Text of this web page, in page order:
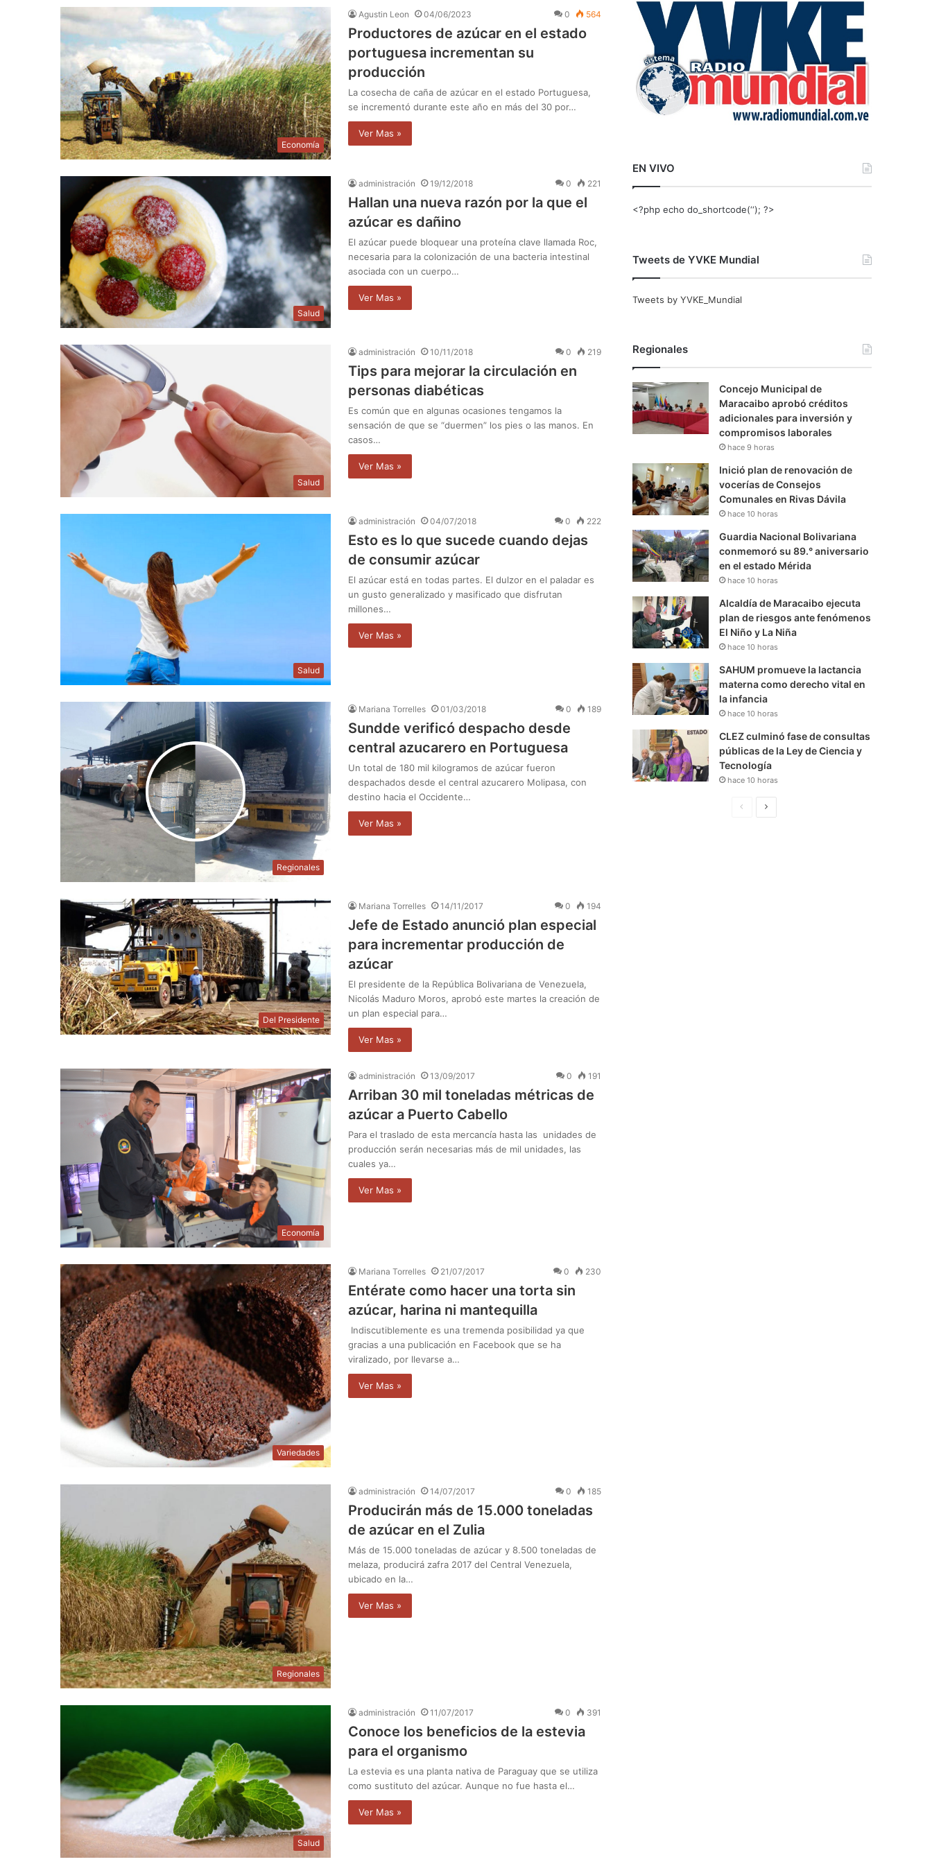
Economía
Agustin Leon 04/06/2023 0 564
Productores de azúcar en el estado
portuguesa incrementan su
producción
La cosecha de caña de azúcar en el estado Portuguesa,
se incrementó durante este año en más del 30 por…
Ver Mas »
Salud
administración 19/12/2018 0 221
Hallan una nueva razón por la que el
azúcar es dañino
El azúcar puede bloquear una proteína clave llamada Roc,
necesaria para la colonización de una bacteria intestinal
asociada con un cuerpo…
Ver Mas »
Salud
administración 10/11/2018 0 219
Tips para mejorar la circulación en
personas diabéticas
Es común que en algunas ocasiones tengamos la
sensación de que se “duermen” los pies o las manos. En
casos…
Ver Mas »
Salud
administración 04/07/2018 0 222
Esto es lo que sucede cuando dejas
de consumir azúcar
El azúcar está en todas partes. El dulzor en el paladar es
un gusto generalizado y masificado que disfrutan
millones…
Ver Mas »
Regionales
Mariana Torrelles 01/03/2018 0 189
Sundde verificó despacho desde
central azucarero en Portuguesa
Un total de 180 mil kilogramos de azúcar fueron
despachados desde el central azucarero Molipasa, con
destino hacia el Occidente…
Ver Mas »
Del Presidente
Mariana Torrelles 14/11/2017 0 194
Jefe de Estado anunció plan especial
para incrementar producción de
azúcar
El presidente de la República Bolivariana de Venezuela,
Nicolás Maduro Moros, aprobó este martes la creación de
un plan especial para…
Ver Mas »
Economía
administración 13/09/2017 0 191
Arriban 30 mil toneladas métricas de
azúcar a Puerto Cabello
Para el traslado de esta mercancía hasta las unidades de
producción serán necesarias más de mil unidades, las
cuales ya…
Ver Mas »
Variedades
Mariana Torrelles 21/07/2017 0 230
Entérate como hacer una torta sin
azúcar, harina ni mantequilla
Indiscutiblemente es una tremenda posibilidad ya que
gracias a una publicación en Facebook que se ha
viralizado, por llevarse a…
Ver Mas »
Regionales
administración 14/07/2017 0 185
Producirán más de 15.000 toneladas
de azúcar en el Zulia
Más de 15.000 toneladas de azúcar y 8.500 toneladas de
melaza, producirá zafra 2017 del Central Venezuela,
ubicado en la…
Ver Mas »
Salud
administración 11/07/2017 0 391
Conoce los beneficios de la estevia
para el organismo
La estevia es una planta nativa de Paraguay que se utiliza
como sustituto del azúcar. Aunque no fue hasta el…
Ver Mas »
r
EN VIVO
<?php echo do_shortcode(‘‘); ?>
Tweets de YVKE Mundial
Tweets by YVKE_Mundial
Regionales
Concejo Municipal de
Maracaibo aprobó créditos
adicionales para inversión y
compromisos laborales
hace 9 horas
Inició plan de renovación de
vocerías de Consejos
Comunales en Rivas Dávila
hace 10 horas
Guardia Nacional Bolivariana
conmemoró su 89.° aniversario
en el estado Mérida
hace 10 horas
Alcaldía de Maracaibo ejecuta
plan de riesgos ante fenómenos
El Niño y La Niña
hace 10 horas
SAHUM promueve la lactancia
materna como derecho vital en
la infancia
hace 10 horas
CLEZ culminó fase de consultas
públicas de la Ley de Ciencia y
Tecnología
hace 10 horas
S